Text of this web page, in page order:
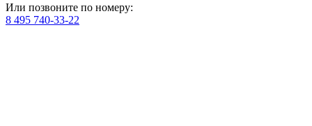
Или позвоните по номеру:
8 495 740-33-22